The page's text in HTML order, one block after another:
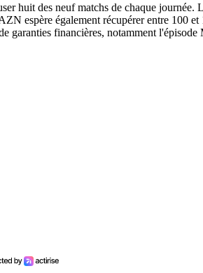
huit des neuf matchs de chaque journée.
espère également récupérer entre 100
garanties financières, notamment l'épisode